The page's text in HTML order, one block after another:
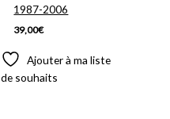
1987-2006
39,00€
Ajouter à ma liste
de souhaits